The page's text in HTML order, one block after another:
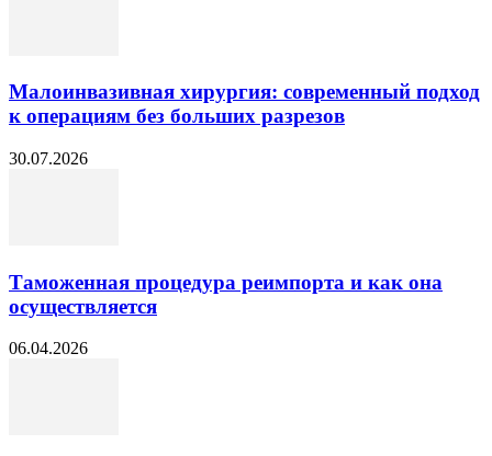
Малоинвазивная хирургия: современный подход
к операциям без больших разрезов
30.07.2026
Таможенная процедура реимпорта и как она
осуществляется
06.04.2026